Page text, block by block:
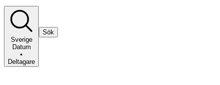
Sverige
Datum
•
Deltagare
Sök